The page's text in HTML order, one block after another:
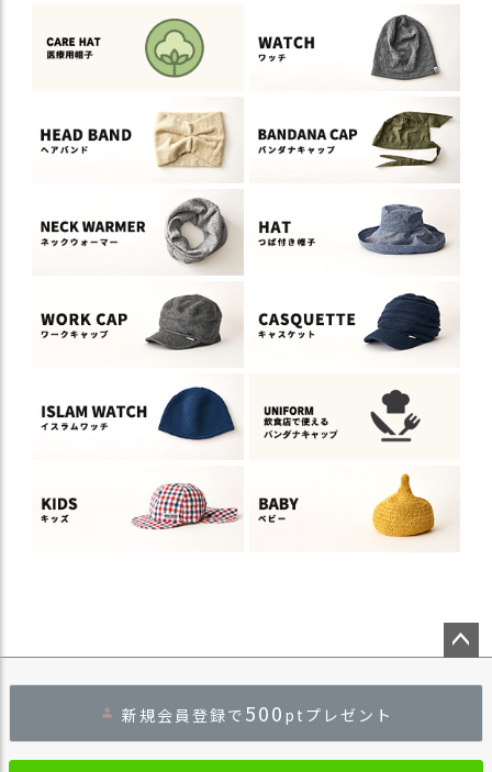
ジト
へ
新規会員登録で 500 ptプレゼント